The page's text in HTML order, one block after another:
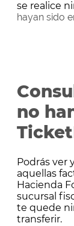
se realice
hayan sido
no
Podrás ver
aquellas
Hacienda
sucursal
te quede
transferir.